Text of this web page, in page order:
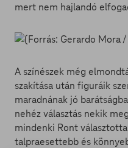
mert nem hajlandó
A színészek még
szakítása után figuráik
maradnának jó
nehéz választás nekik
mindenki Ront
talpraesettebb és